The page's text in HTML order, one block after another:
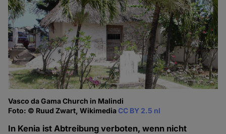
Vasco da Gama Church in Malindi
Foto: © Ruud Zwart, WikimediaCC BY 2.5 nl
In Kenia ist Abtreibung verboten, wenn nicht